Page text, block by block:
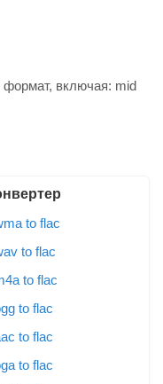
включая: mid
to flac
to flac
to flac
to flac
to flac
to flac